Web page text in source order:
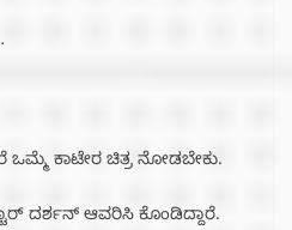
ಒಮ್ಮೆ ಕಾಟೇರ ಚಿತ್ರ ನೋಡಬೇಕು.
ದರ್ಶನ್ ಆವರಿಸಿ ಕೊಂಡಿದ್ದಾರೆ.